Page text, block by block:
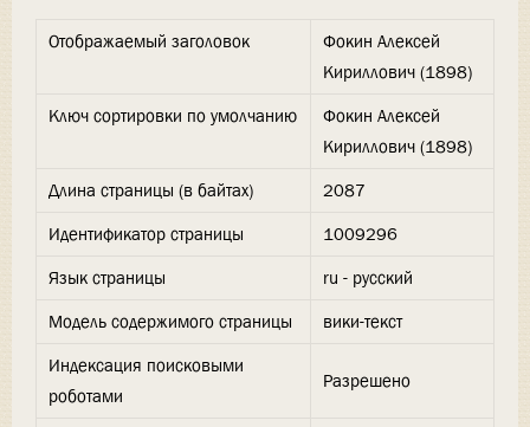
Отображаемый заголовок
Фокин Алексей
Кириллович (1898)
Ключ сортировки по умолчанию
Фокин Алексей
Кириллович (1898)
Длина страницы (в байтах)
2087
Идентификатор страницы
1009296
Язык страницы
ru - русский
Модель содержимого страницы
вики-текст
Индексация поисковыми
роботами
Разрешено